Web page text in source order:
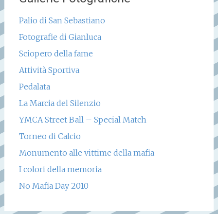
Palio di San Sebastiano
Fotografie di Gianluca
Sciopero della fame
Attività Sportiva
Pedalata
La Marcia del Silenzio
YMCA Street Ball – Special Match
Torneo di Calcio
Monumento alle vittime della mafia
I colori della memoria
No Mafia Day 2010